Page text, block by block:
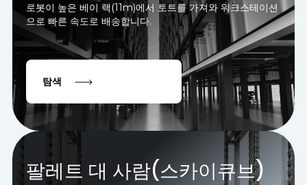
로봇이 높은 베이 랙(11m)에서 토트를 가져와 워크스테이션
으로 빠른 속도로 배송합니다.
탐색
팔레트 대 사람(스카이큐브)